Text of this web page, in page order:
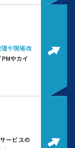
や現場改
やカイ
ービスの